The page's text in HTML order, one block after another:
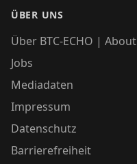
ÜBER UNS
Über BTC-ECHO | About
Jobs
Mediadaten
Impressum
Datenschutz
Barrierefreiheit